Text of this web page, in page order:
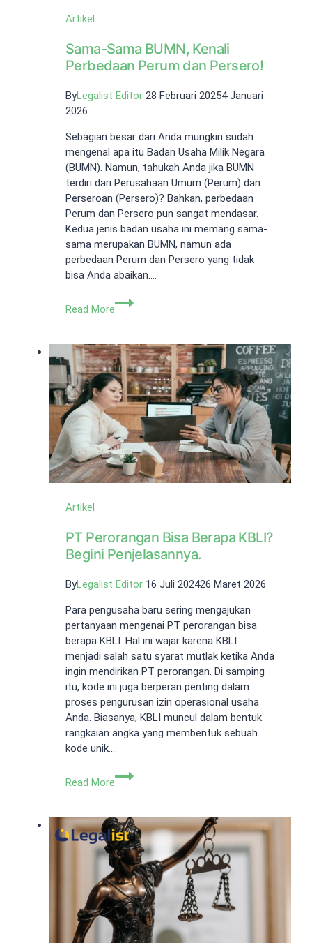
Artikel
Sama-Sama BUMN, Kenali
Perbedaan Perum dan Persero!
ByLegalist Editor 28 Februari 20254 Januari
2026
Sebagian besar dari Anda mungkin sudah
mengenal apa itu Badan Usaha Milik Negara
(BUMN). Namun, tahukah Anda jika BUMN
terdiri dari Perusahaan Umum (Perum) dan
Perseroan (Persero)? Bahkan, perbedaan
Perum dan Persero pun sangat mendasar.
Kedua jenis badan usaha ini memang sama-
sama merupakan BUMN, namun ada
perbedaan Perum dan Persero yang tidak
bisa Anda abaikan….
Read More
Sama-
Kenali
Perbedaan
Perum
dan
Persero!
Artikel
PT Perorangan Bisa Berapa KBLI?
Begini Penjelasannya.
ByLegalist Editor 16 Juli 202426 Maret 2026
Para pengusaha baru sering mengajukan
pertanyaan mengenai PT perorangan bisa
berapa KBLI. Hal ini wajar karena KBLI
menjadi salah satu syarat mutlak ketika Anda
ingin mendirikan PT perorangan. Di samping
itu, kode ini juga berperan penting dalam
proses pengurusan izin operasional usaha
Anda. Biasanya, KBLI muncul dalam bentuk
rangkaian angka yang membentuk sebuah
kode unik….
Read More
PT
Berapa
KBLI?
Begini
Penjelasannya.